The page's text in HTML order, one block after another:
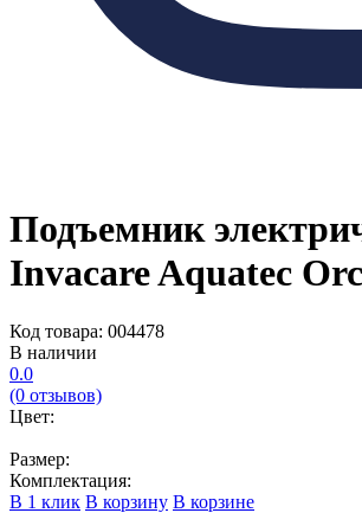
Подъемник
Invacare Aquatec
Код товара: 004478
В наличии
0.0
(0 отзывов)
Цвет:
Размер:
Комплектация:
В 1 клик В корзину В корзине